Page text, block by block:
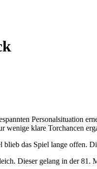
Personalsituation
wenige klare Torchancen
das Spiel lange
Dieser gelang in der 81.